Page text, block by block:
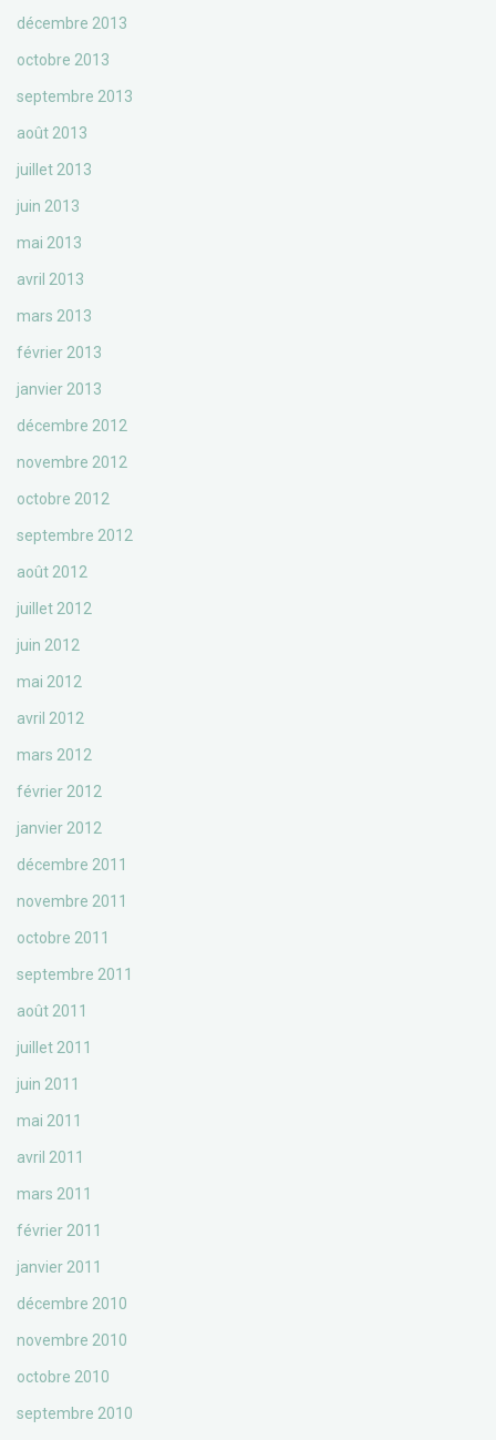
décembre 2013
octobre 2013
septembre 2013
août 2013
juillet 2013
juin 2013
mai 2013
avril 2013
mars 2013
février 2013
janvier 2013
décembre 2012
novembre 2012
octobre 2012
septembre 2012
août 2012
juillet 2012
juin 2012
mai 2012
avril 2012
mars 2012
février 2012
janvier 2012
décembre 2011
novembre 2011
octobre 2011
septembre 2011
août 2011
juillet 2011
juin 2011
mai 2011
avril 2011
mars 2011
février 2011
janvier 2011
décembre 2010
novembre 2010
octobre 2010
septembre 2010